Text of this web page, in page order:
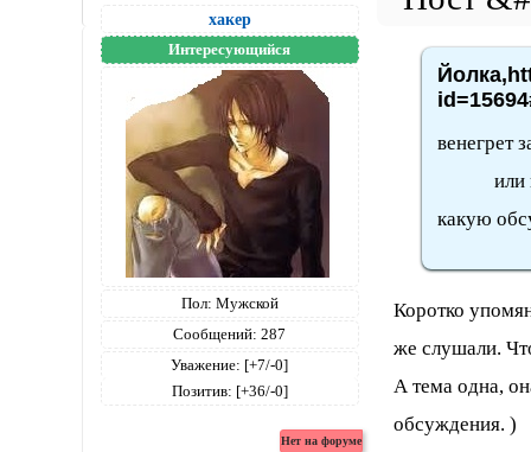
хакер
Интересующийся
Пол: Мужской
Сообщений: 287
Уважение: [+7/-0]
Позитив: [+36/-0]
венегрет
или как
какую
Коротко
же слушали.
А тема одна,
обсуждения. )